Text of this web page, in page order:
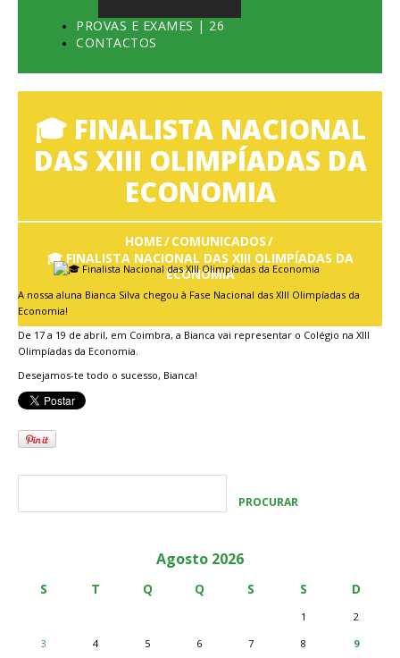
PROVAS E EXAMES | 26
CONTACTOS
🎓 FINALISTA NACIONAL
DAS XIII OLIMPÍADAS DA
ECONOMIA
HOME
COMUNICADOS
🎓 FINALISTA NACIONAL DAS XIII OLIMPÍADAS DA
ECONOMIA
A nossa aluna Bianca Silva chegou à Fase Nacional das XIII Olimpíadas da
Economia!
De 17 a 19 de abril, em Coimbra, a Bianca vai representar o Colégio na XIII
Olimpíadas da Economia.
Desejamos-te todo o sucesso, Bianca!
Agosto 2026
S T Q Q S S D
1
2
3
4 5 6 7 8 9